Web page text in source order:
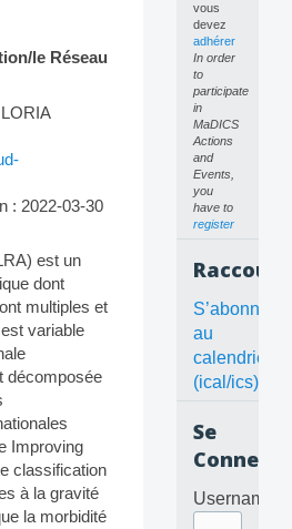
le Réseau
: 2022-03-30
est un
dont
multiples et
variable
décomposée
Improving
classification
à la gravité
la morbidité
vous
devez
adhérer
In order
to
participate
in
MaDICS
Actions
and
Events,
you
have to
register
S’abonner
au
calendrier
(ical/ics)
Se
Username